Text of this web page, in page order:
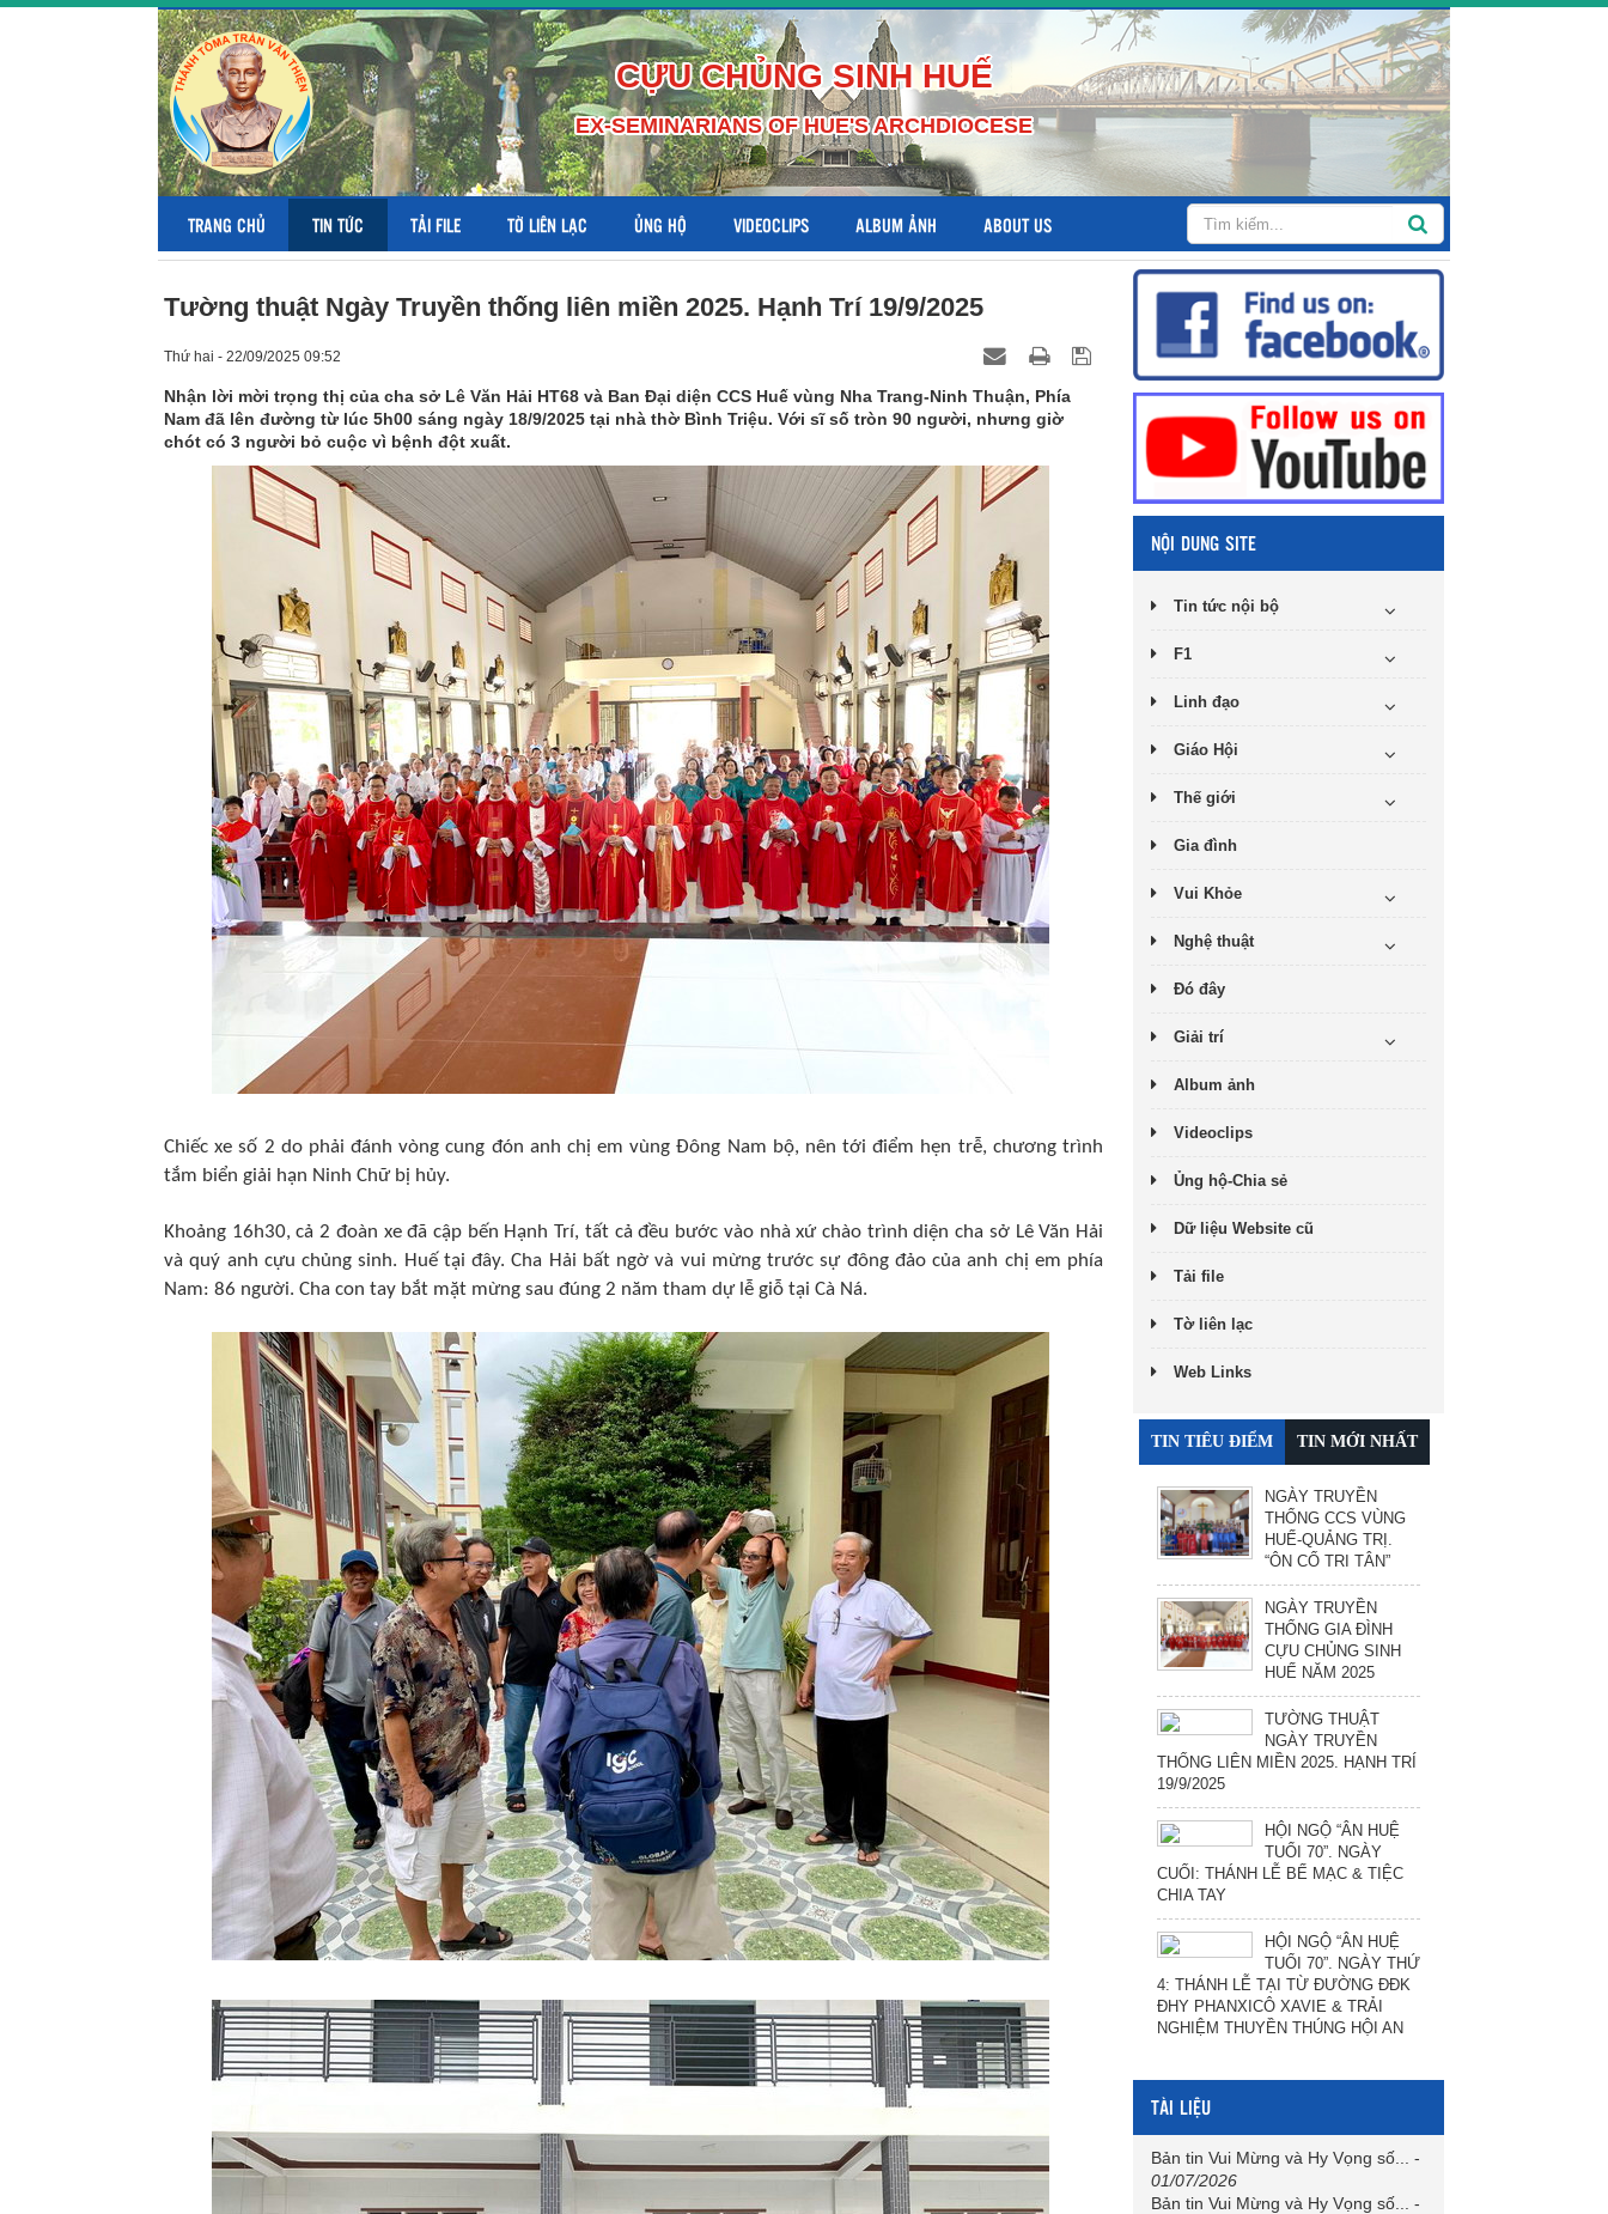
CỰU CHỦNG SINH HUẾ
EX-SEMINARIANS OF HUE'S ARCHDIOCESE
TRANG CHỦ TIN TỨC TẢI FILE TỜ LIÊN LẠC ỦNG HỘ VIDEOCLIPS ALBUM ẢNH ABOUT US
Tường thuật Ngày Truyền thống liên miền 2025. Hạnh Trí 19/9/2025
Thứ hai - 22/09/2025 09:52
Nhận lời mời trọng thị của cha sở Lê Văn Hải HT68 và Ban Đại diện CCS Huế vùng Nha Trang-Ninh Thuận, Phía
Nam đã lên đường từ lúc 5h00 sáng ngày 18/9/2025 tại nhà thờ Bình Triệu. Với sĩ số tròn 90 người, nhưng giờ
chót có 3 người bỏ cuộc vì bệnh đột xuất.
Chiếc xe số 2 do phải đánh vòng cung đón anh chị em vùng Đông Nam bộ, nên tới điểm hẹn trễ, chương trình
tắm biển giải hạn Ninh Chữ bị hủy.
Khoảng 16h30, cả 2 đoàn xe đã cập bến Hạnh Trí, tất cả đều bước vào nhà xứ chào trình diện cha sở Lê Văn Hải
và quý anh cựu chủng sinh. Huế tại đây. Cha Hải bất ngờ và vui mừng trước sự đông đảo của anh chị em phía
Nam: 86 người. Cha con tay bắt mặt mừng sau đúng 2 năm tham dự lễ giỗ tại Cà Ná.
NỘI DUNG SITE
Tin tức nội bộ
F1
Linh đạo
Giáo Hội
Thế giới
Gia đình
Vui Khỏe
Nghệ thuật
Đó đây
Giải trí
Album ảnh
Videoclips
Ủng hộ-Chia sẻ
Dữ liệu Website cũ
Tải file
Tờ liên lạc
Web Links
TIN TIÊU ĐIỂM TIN MỚI NHẤT
NGÀY TRUYỀN
THỐNG CCS VÙNG
HUẾ-QUẢNG TRỊ.
“ÔN CỐ TRI TÂN”
NGÀY TRUYỀN
THỐNG GIA ĐÌNH
CỰU CHỦNG SINH
HUẾ NĂM 2025
TƯỜNG THUẬT
NGÀY TRUYỀN
THỐNG LIÊN MIỀN 2025. HẠNH TRÍ
19/9/2025
HỘI NGỘ “ÂN HUỆ
TUỔI 70”. NGÀY
CUỐI: THÁNH LỄ BẾ MẠC & TIỆC
CHIA TAY
HỘI NGỘ “ÂN HUỆ
TUỔI 70”. NGÀY THỨ
4: THÁNH LỄ TẠI TỪ ĐƯỜNG ĐĐK
ĐHY PHANXICÔ XAVIE & TRẢI
NGHIỆM THUYỀN THÚNG HỘI AN
TÀI LIỆU
Bản tin Vui Mừng và Hy Vọng số...
-
01/07/2026
Bản tin Vui Mừng và Hy Vọng số...
-